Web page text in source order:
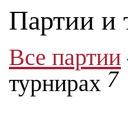
Партии и
Все партии
турнирах7